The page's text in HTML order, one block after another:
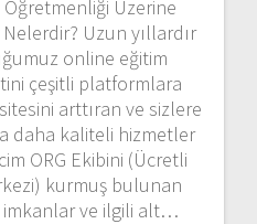
Üzerine
Uzun yıllardır
online eğitim
çeşitli platformlara
arttıran ve sizlere
daha kaliteli hizmetler
ORG Ekibini (Ücretli
kurmuş bulunan
imkanlar ve ilgili alt…